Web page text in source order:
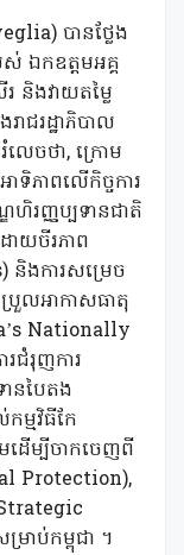
បានថ្លែង
ឯកឧត្តមអគ្គ
និងវាយតម្លៃ
ាជរដ្ឋាភិបាល
លេចថា, ក្រោម
ទិភាពលើកិច្ចការ
រញ្ញប្បទានជាតិ
ោយចីរភាព
និងការសម្រេច
ប្រួលអាកាសធាតុ
Nationally
ជំរុញការ
នបៃតង
ម្មវិធីកែ
មដើម្បីចាកចេញពី
Protection),
ាប់កម្ពុជា ។